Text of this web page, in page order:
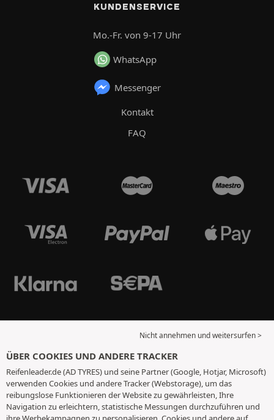
KUNDENSERVICE
Mo.-Fr. von 9-17 Uhr
WhatsApp
Messenger
Kontakt
FAQ
Nicht annehmen und weitersurfen >
ÜBER COOKIES UND ANDERE TRACKER
Reifenleader.de (AD TYRES) und seine Partner (Google, Hotjar, Microsoft)
verwenden Cookies und andere Tracker (Webstorage), um das
reibungslose Funktionieren der Website zu gewährleisten, Ihre
Navigation zu erleichtern, statistische Messungen durchzuführen und